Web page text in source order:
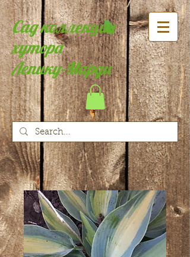
Сад коллекции
хутора
Лепику-Марди